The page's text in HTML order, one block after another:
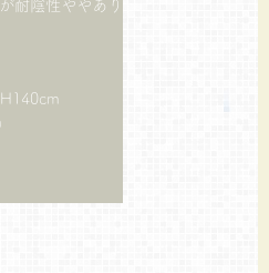
耐陰性ややあり